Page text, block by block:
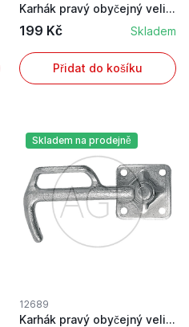
Karhák pravý obyčejný velikost 1
199 Kč Skladem
Přidat do košíku
Skladem na prodejně
12689
Karhák pravý obyčejný velikost 2